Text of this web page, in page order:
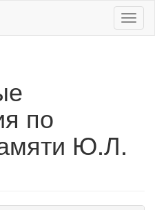
по
Ю.Л.